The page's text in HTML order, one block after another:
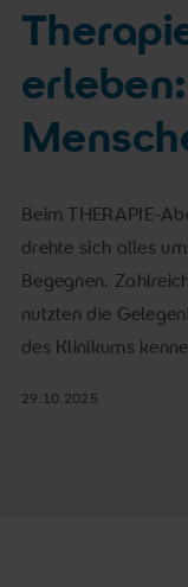
Beim THERAPIE-
drehte sich alles
Begegnen.
nutzten die
des Klinikums
29.10.2025